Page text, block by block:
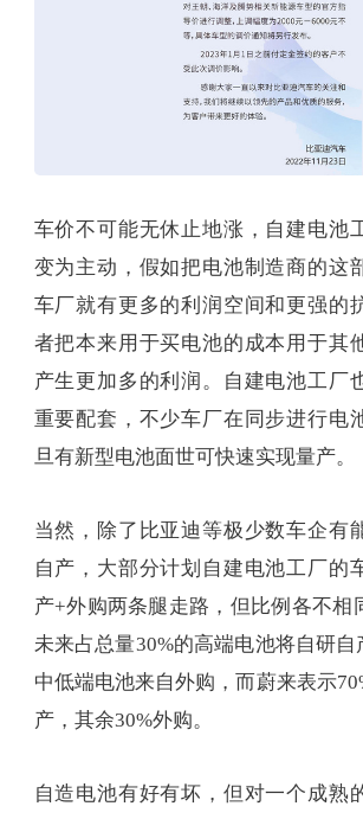
车价不可能无休止地涨，自建电池
变为主动，假如把电池制造商的这
车厂就有更多的利润空间和更强的
者把本来用于买电池的成本用于其
产生更加多的利润。自建电池工厂
重要配套，不少车厂在同步进行电
旦有新型电池面世可快速实现量产。
当然，除了比亚迪等极少数车企有
自产，大部分计划自建电池工厂的
产+外购两条腿走路，但比例各不相
未来占总量30%的高端电池将自研自
中低端电池来自外购，而蔚来表示
产，其余30%外购。
自造电池有好有坏，但对一个成熟